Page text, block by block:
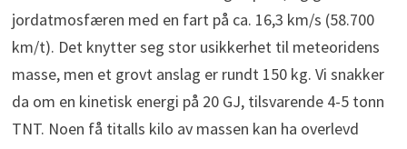
jordatmosfæren med en fart på ca. 16,3 km/s (58.700
km/t). Det knytter seg stor usikkerhet til meteoridens
masse, men et grovt anslag er rundt 150 kg. Vi snakker
da om en kinetisk energi på 20 GJ, tilsvarende 4-5 tonn
TNT. Noen få titalls kilo av massen kan ha overlevd